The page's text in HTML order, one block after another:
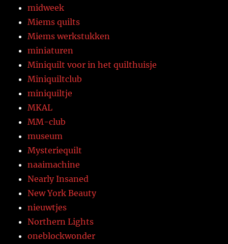
midweek
Miems quilts
Miems werkstukken
miniaturen
Miniquilt voor in het quilthuisje
Miniquiltclub
miniquiltje
MKAL
MM-club
museum
Mysteriequilt
naaimachine
Nearly Insaned
New York Beauty
nieuwtjes
Northern Lights
oneblockwonder